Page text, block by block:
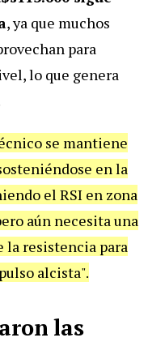
, ya que muchos
para
lo que genera
se mantiene
en la
el RSI en zona
aún necesita una
la resistencia para
alcista".
las